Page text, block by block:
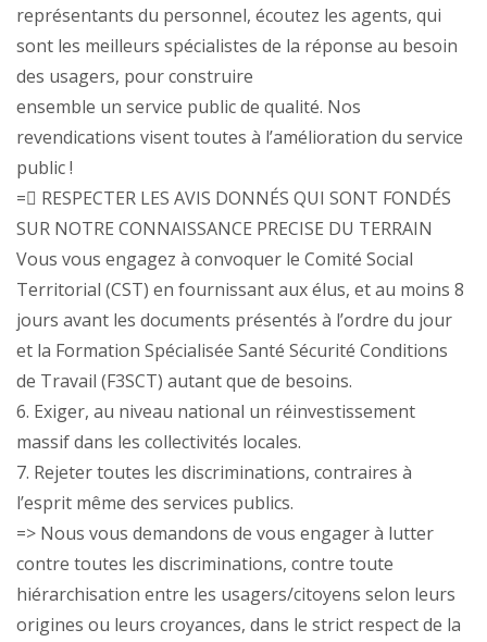
représentants du personnel, écoutez les agents, qui
sont les meilleurs spécialistes de la réponse au besoin
des usagers, pour construire
ensemble un service public de qualité. Nos
revendications visent toutes à l’amélioration du service
public !
= RESPECTER LES AVIS DONNÉS QUI SONT FONDÉS
SUR NOTRE CONNAISSANCE PRECISE DU TERRAIN
Vous vous engagez à convoquer le Comité Social
Territorial (CST) en fournissant aux élus, et au moins 8
jours avant les documents présentés à l’ordre du jour
et la Formation Spécialisée Santé Sécurité Conditions
de Travail (F3SCT) autant que de besoins.
6. Exiger, au niveau national un réinvestissement
massif dans les collectivités locales.
7. Rejeter toutes les discriminations, contraires à
l’esprit même des services publics.
=> Nous vous demandons de vous engager à lutter
contre toutes les discriminations, contre toute
hiérarchisation entre les usagers/citoyens selon leurs
origines ou leurs croyances, dans le strict respect de la